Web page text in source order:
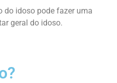
do idoso pode fazer uma
geral do idoso.